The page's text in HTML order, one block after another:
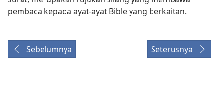
pembaca kepada ayat-ayat Bible yang berkaitan.
Sebelumnya Seterusnya